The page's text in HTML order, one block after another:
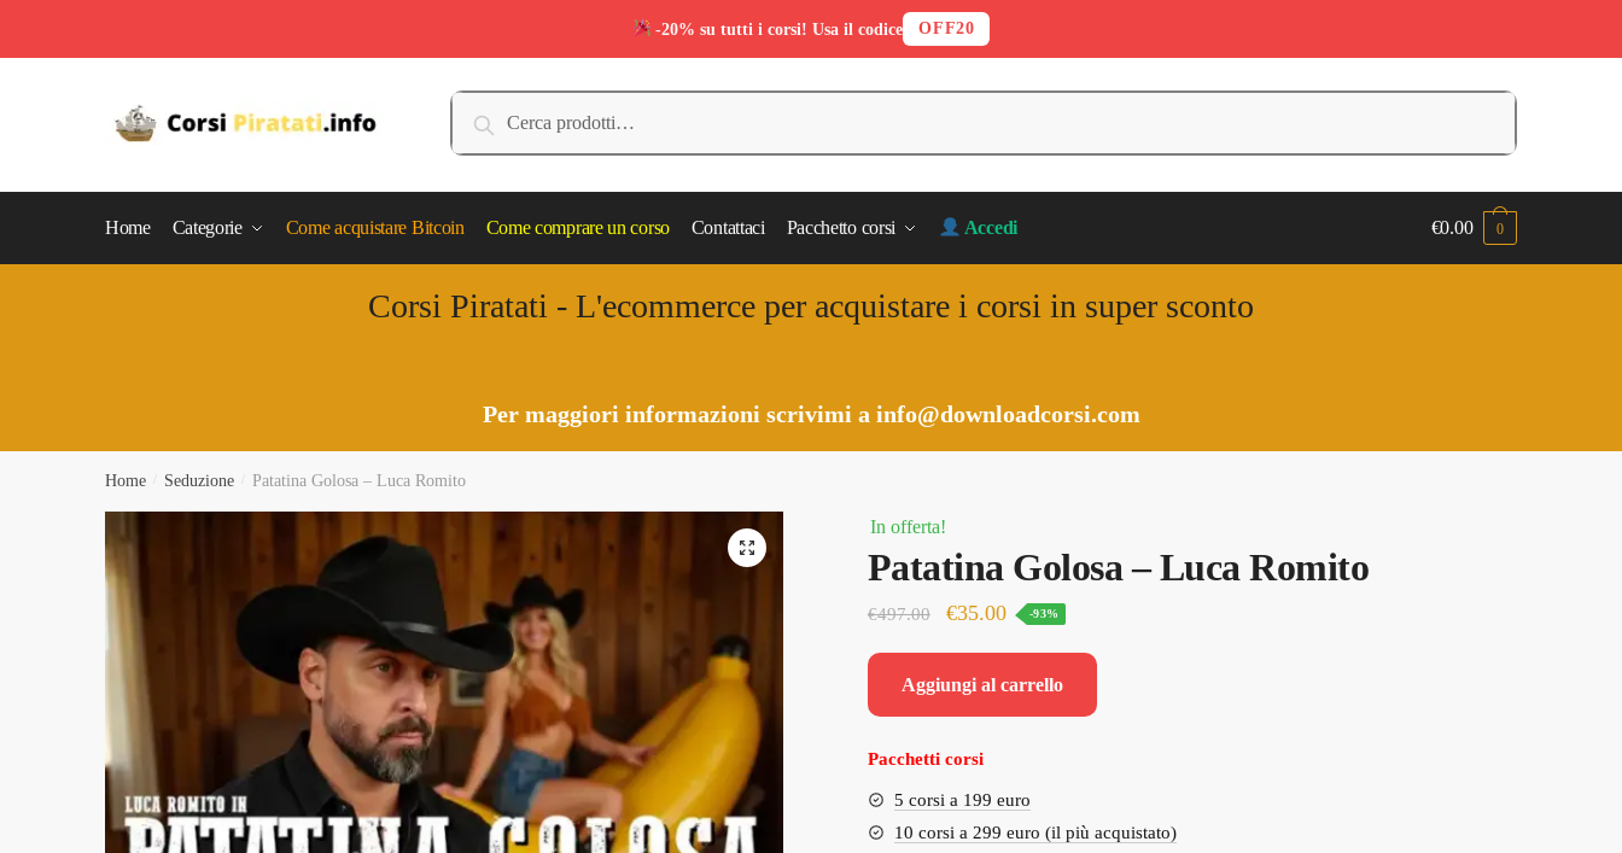
Cerca:
Cerca
Home Categorie Come acquistare Bitcoin Come comprare un corso Contattaci Pacchetto corsi Accedi €0.00 0
Corsi Piratati - L'ecommerce per acquistare i corsi in super sconto
Per maggiori informazioni scrivimi a info@downloadcorsi.com
Home Seduzione Patatina Golosa – Luca Romito
In offerta!
Patatina Golosa – Luca Romito
€497.00
Il
originale
era:
€497.00.
€35.00Il
attuale
è:
-93%
Aggiungi al carrello
Pacchetti corsi
5 corsi a 199 euro
10 corsi a 299 euro (il più acquistato)
-20% su tutti i corsi! Usa il codice OFF20